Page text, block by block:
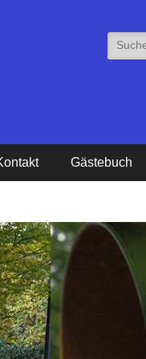
Suche
für:
Gästebuch